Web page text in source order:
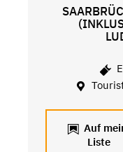
Auf
Liste